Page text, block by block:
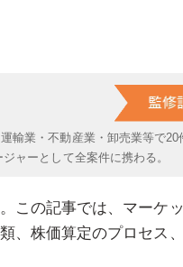
輸業・不動産業・卸売業等で20
ャーとして全案件に携わる。
この記事では、マーケ
、株価算定のプロセス